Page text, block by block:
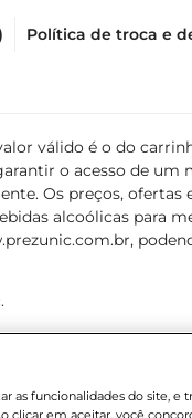
Política de troca e
válido é o do
o acesso de
Os preços,
alcoólicas para
,
as funcionalidades do site, e
clicar em aceitar, você